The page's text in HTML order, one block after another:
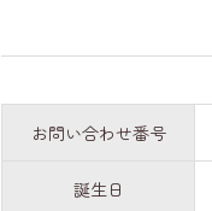
お問い合わせ番号
誕生日